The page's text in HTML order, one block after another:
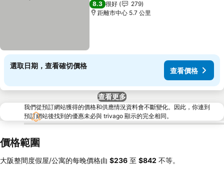
查看價格
8.3 很好
279
距離市中心 5.7 公里
選取日期，查看確切價格
查看價格
查看更多
我們從預訂網站獲得的價格和供應情況資料會不斷變化。因此，你連到
預訂網站後找到的優惠未必與 trivago 顯示的完全相同。
價格範圍
大阪整間度假屋/公寓的每晚價格由 ‎$236 至 ‎$842 不等。